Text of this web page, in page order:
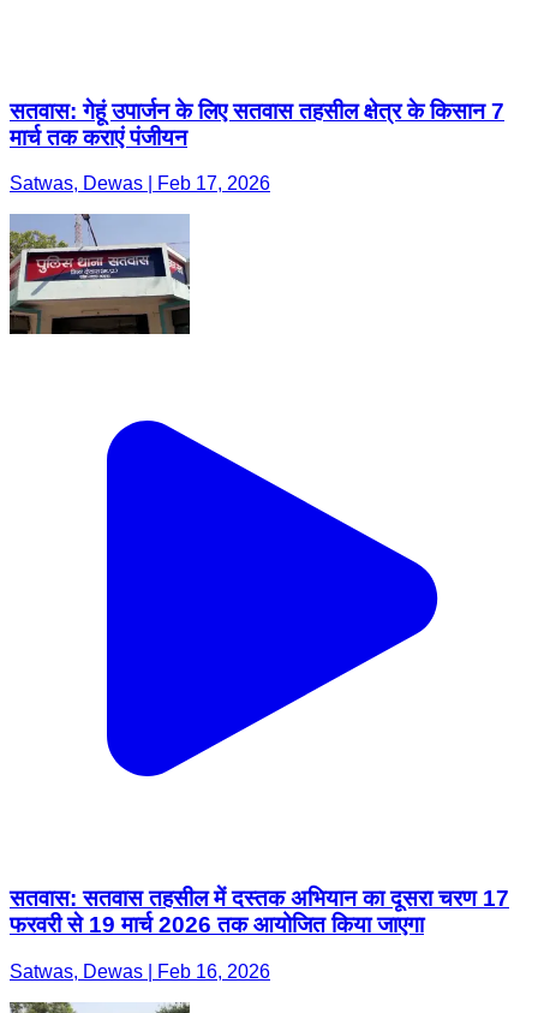
सतवास: गेहूं उपार्जन के लिए सतवास तहसील क्षेत्र के किसान 7
मार्च तक कराएं पंजीयन
Satwas, Dewas | Feb 17, 2026
सतवास: सतवास तहसील में दस्तक अभियान का दूसरा चरण 17
फरवरी से 19 मार्च 2026 तक आयोजित किया जाएगा
Satwas, Dewas | Feb 16, 2026